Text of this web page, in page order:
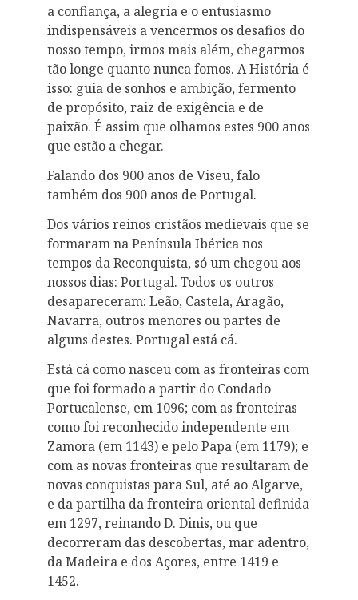
a confiança, a alegria e o entusiasmo
indispensáveis a vencermos os desafios do
nosso tempo, irmos mais além, chegarmos
tão longe quanto nunca fomos. A História é
isso: guia de sonhos e ambição, fermento
de propósito, raiz de exigência e de
paixão. É assim que olhamos estes 900 anos
que estão a chegar.
Falando dos 900 anos de Viseu, falo
também dos 900 anos de Portugal.
Dos vários reinos cristãos medievais que se
formaram na Península Ibérica nos
tempos da Reconquista, só um chegou aos
nossos dias: Portugal. Todos os outros
desapareceram: Leão, Castela, Aragão,
Navarra, outros menores ou partes de
alguns destes. Portugal está cá.
Está cá como nasceu com as fronteiras com
que foi formado a partir do Condado
Portucalense, em 1096; com as fronteiras
como foi reconhecido independente em
Zamora (em 1143) e pelo Papa (em 1179); e
com as novas fronteiras que resultaram de
novas conquistas para Sul, até ao Algarve,
e da partilha da fronteira oriental definida
em 1297, reinando D. Dinis, ou que
decorreram das descobertas, mar adentro,
da Madeira e dos Açores, entre 1419 e
1452.